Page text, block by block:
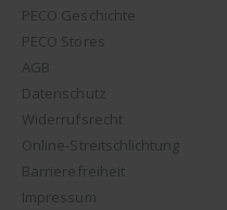
PECO Geschichte
PECO Stores
AGB
Datenschutz
Widerrufsrecht
Online-Streitschlichtung
Barrierefreiheit
Impressum